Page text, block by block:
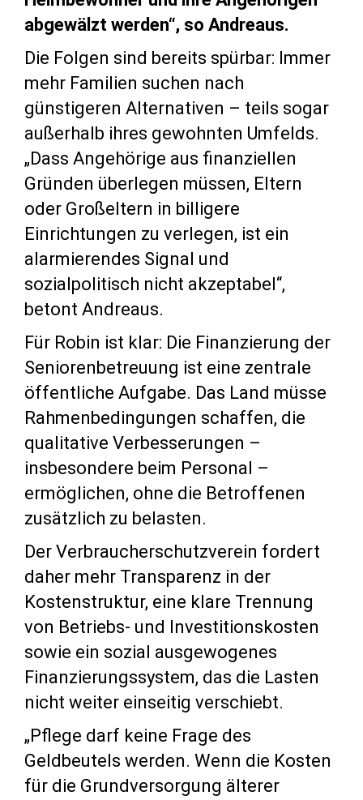
abgewälzt werden“, so Andreaus.
Die Folgen sind bereits spürbar: Immer
mehr Familien suchen nach
günstigeren Alternativen – teils sogar
außerhalb ihres gewohnten Umfelds.
„Dass Angehörige aus finanziellen
Gründen überlegen müssen, Eltern
oder Großeltern in billigere
Einrichtungen zu verlegen, ist ein
alarmierendes Signal und
sozialpolitisch nicht akzeptabel“,
betont Andreaus.
Für Robin ist klar: Die Finanzierung der
Seniorenbetreuung ist eine zentrale
öffentliche Aufgabe. Das Land müsse
Rahmenbedingungen schaffen, die
qualitative Verbesserungen –
insbesondere beim Personal –
ermöglichen, ohne die Betroffenen
zusätzlich zu belasten.
Der Verbraucherschutzverein fordert
daher mehr Transparenz in der
Kostenstruktur, eine klare Trennung
von Betriebs- und Investitionskosten
sowie ein sozial ausgewogenes
Finanzierungssystem, das die Lasten
nicht weiter einseitig verschiebt.
„Pflege darf keine Frage des
Geldbeutels werden. Wenn die Kosten
für die Grundversorgung älterer